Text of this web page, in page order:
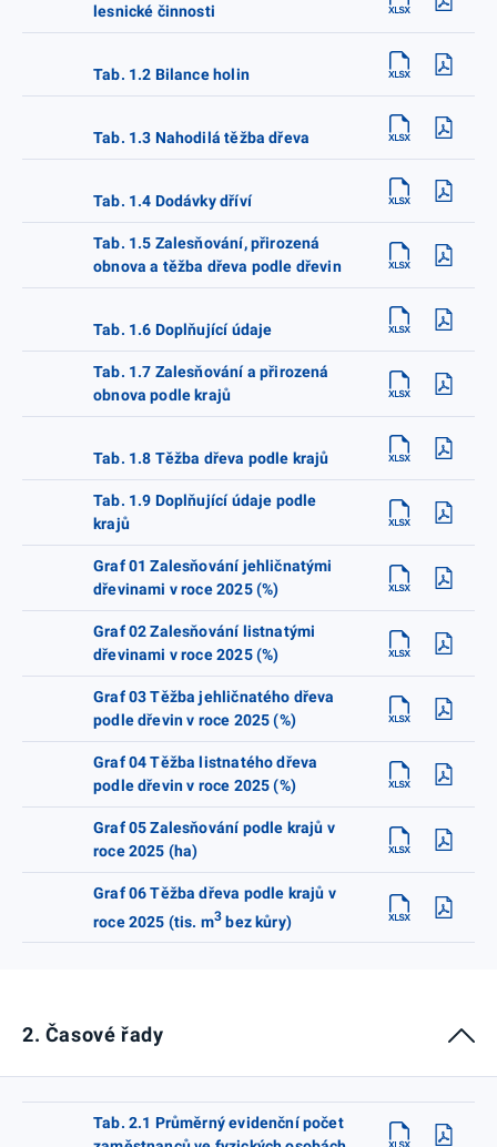
lesnické činnosti
Tab. 1.2 Bilance holin
Tab. 1.3 Nahodilá těžba dřeva
Tab. 1.4 Dodávky dříví
Tab. 1.5 Zalesňování, přirozená
obnova a těžba dřeva podle dřevin
Tab. 1.6 Doplňující údaje
Tab. 1.7 Zalesňování a přirozená
obnova podle krajů
Tab. 1.8 Těžba dřeva podle krajů
Tab. 1.9 Doplňující údaje podle
krajů
Graf 01 Zalesňování jehličnatými
dřevinami v roce 2025 (%)
Graf 02 Zalesňování listnatými
dřevinami v roce 2025 (%)
Graf 03 Těžba jehličnatého dřeva
podle dřevin v roce 2025 (%)
Graf 04 Těžba listnatého dřeva
podle dřevin v roce 2025 (%)
Graf 05 Zalesňování podle krajů v
roce 2025 (ha)
Graf 06 Těžba dřeva podle krajů v
roce 2025 (tis. m3 bez kůry)
2. Časové řady
Tab. 2.1 Průměrný evidenční počet